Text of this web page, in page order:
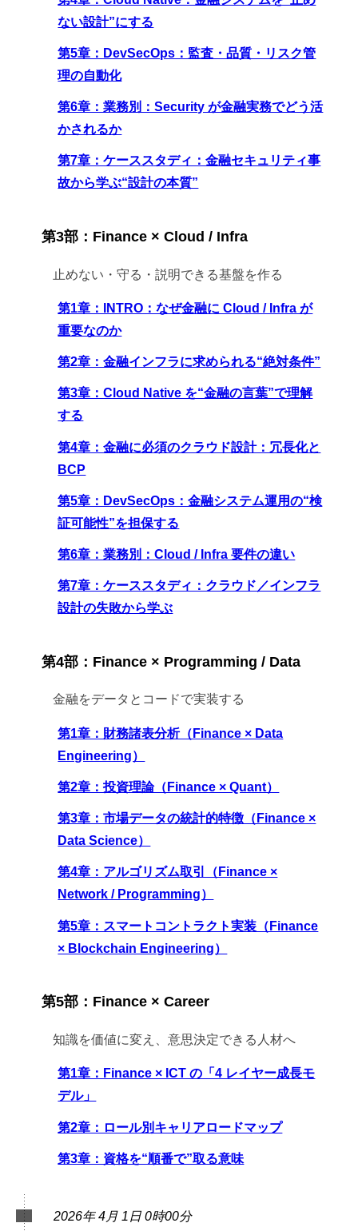
ない設計”にする
第5章：DevSecOps：監査・品質・リスク管
理の自動化
第6章：業務別：Security が金融実務でどう活
かされるか
第7章：ケーススタディ：金融セキュリティ事
故から学ぶ“設計の本質”
第3部：Finance × Cloud / Infra
止めない・守る・説明できる基盤を作る
第1章：INTRO：なぜ金融に Cloud / Infra が
重要なのか
第2章：金融インフラに求められる“絶対条件”
第3章：Cloud Native を“金融の言葉”で理解
する
第4章：金融に必須のクラウド設計：冗長化と
BCP
第5章：DevSecOps：金融システム運用の“検
証可能性”を担保する
第6章：業務別：Cloud / Infra 要件の違い
第7章：ケーススタディ：クラウド／インフラ
設計の失敗から学ぶ
第4部：Finance × Programming / Data
金融をデータとコードで実装する
第1章：財務諸表分析（Finance × Data
Engineering）
第2章：投資理論（Finance × Quant）
第3章：市場データの統計的特徴（Finance ×
Data Science）
第4章：アルゴリズム取引（Finance ×
Network / Programming）
第5章：スマートコントラクト実装（Finance
× Blockchain Engineering）
第5部：Finance × Career
知識を価値に変え、意思決定できる人材へ
第1章：Finance × ICT の「4 レイヤー成長モ
デル」
第2章：ロール別キャリアロードマップ
第3章：資格を“順番で”取る意味
2026年 4月 1日 0時00分